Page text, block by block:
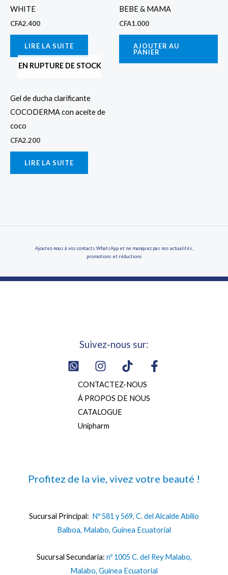
WHITE
CFA2.400
LIRE LA SUITE
BEBE & MAMA
CFA1.000
AJOUTER AU
PANIER
EN RUPTURE DE STOCK
Gel de ducha clarificante
COCODERMA con aceite de
coco
CFA2.200
LIRE LA SUITE
Ajoutez-nous à vos contacts WhatsApp et ne manquez pas nos actualités,
promotions et réductions
Suivez-nous sur:
CONTACTEZ-NOUS
Á PROPOS DE NOUS
CATALOGUE
Unipharm
Profitez de la vie, vivez votre beauté !
Sucursal Principal: Nº 581 y 569, C. del Alcalde Abilio
Balboa, Malabo, Guinea Ecuatorial
Sucursal Secundaria: nº 1005 C. del Rey Malabo,
Malabo, Guinea Ecuatorial